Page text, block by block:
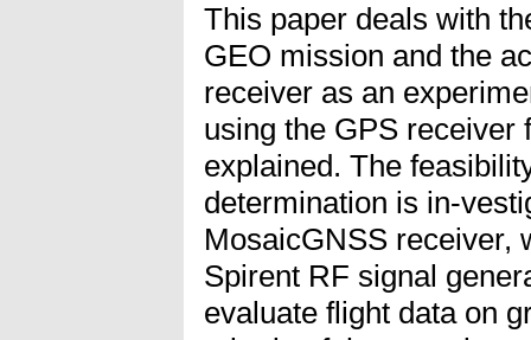
This paper deals with
GEO mission and the
receiver as an
using the GPS receiver
explained. The
determination is in-
MosaicGNSS receiver,
Spirent RF signal
evaluate flight data on